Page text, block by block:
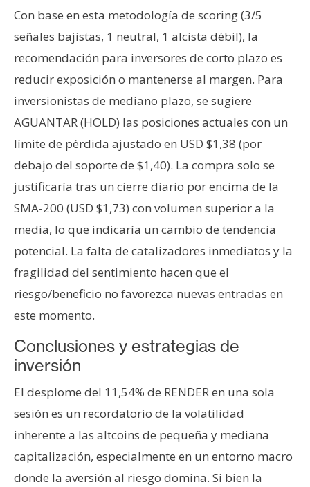
Con base en esta metodología de scoring (3/5
señales bajistas, 1 neutral, 1 alcista débil), la
recomendación para inversores de corto plazo es
reducir exposición o mantenerse al margen. Para
inversionistas de mediano plazo, se sugiere
AGUANTAR (HOLD) las posiciones actuales con un
límite de pérdida ajustado en USD $1,38 (por
debajo del soporte de $1,40). La compra solo se
justificaría tras un cierre diario por encima de la
SMA-200 (USD $1,73) con volumen superior a la
media, lo que indicaría un cambio de tendencia
potencial. La falta de catalizadores inmediatos y la
fragilidad del sentimiento hacen que el
riesgo/beneficio no favorezca nuevas entradas en
este momento.
Conclusiones y estrategias de
inversión
El desplome del 11,54% de RENDER en una sola
sesión es un recordatorio de la volatilidad
inherente a las altcoins de pequeña y mediana
capitalización, especialmente en un entorno macro
donde la aversión al riesgo domina. Si bien la